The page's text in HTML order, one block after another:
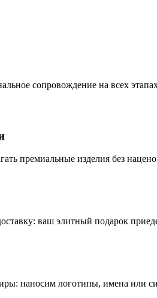
сопровождение на всех
премиальные изделия без
ваш элитный подарок
наносим логотипы, имена или